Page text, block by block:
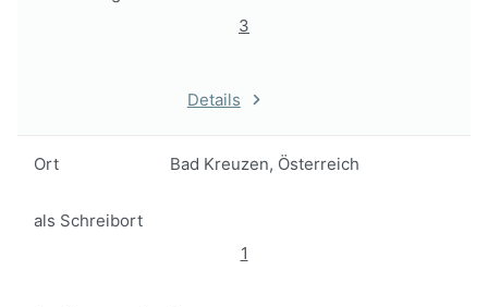
3
Details
Ort Bad Kreuzen, Österreich
als Schreibort
1